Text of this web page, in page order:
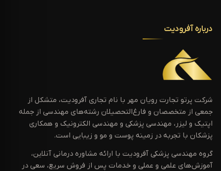
درباره آفرودیت
شرکت پرتو تجارت رویان مهر با نام تجاری آفرودیت، متشکل از
جمعی از متخصصان و فارغ‌التحصیلان رشته‌های مهندسی از جمله
اپتیک و لیزر، مهندسی پزشکی و مهندسی الکترونیک و همکاری
پزشکان با تجربه در زمینه پوست و مو و زیبایی است.
گروه مهندسی پزشکی آفرودیت با ارائه مشاوره درمانی آنلاین،
آموزش‌های علمی و عملی و خدمات پس از فروش سریع، سعی در